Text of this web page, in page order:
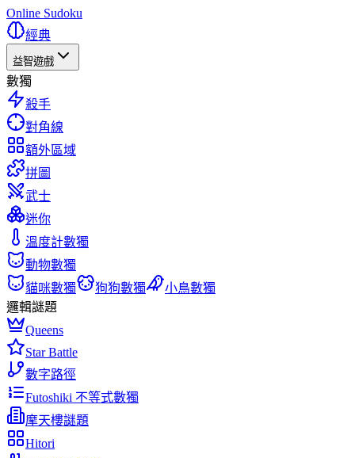
Online Sudoku
經典
益智遊戲
數獨
殺手
對角線
額外區域
拼圖
武士
迷你
溫度計數獨
動物數獨
貓咪數獨
狗狗數獨
小鳥數獨
邏輯謎題
Queens
Star Battle
數字路徑
Futoshiki 不等式數獨
摩天樓謎題
Hitori